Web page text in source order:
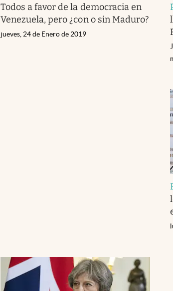
Todos a favor de la democracia en
Venezuela, pero ¿con o sin Maduro?
jueves, 24 de Enero de 2019